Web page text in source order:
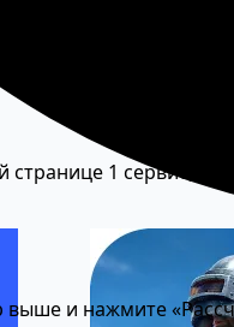
Kingdom из России
странице 1 сервис,
и нажмите